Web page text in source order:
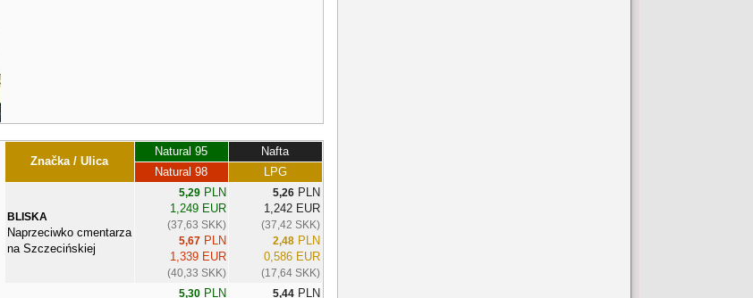
Značka / Ulica
Natural 95 Nafta
Natural 98 LPG
BLISKA
Naprzeciwko cmentarza
na Szczecińskiej
5,29PLN
1,249 EUR
(37,63 SKK)
5,67PLN
1,339 EUR
(40,33 SKK)
5,26PLN
1,242 EUR
(37,42 SKK)
2,48PLN
0,586 EUR
(17,64 SKK)
5,30PLN 5,44PLN